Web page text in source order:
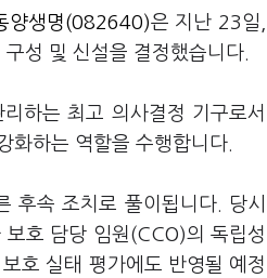
양생명(082640)은 지난 23일,
성 및 신설을 결정했습니다.
하는 최고 의사결정 기구로서
화하는 역할을 수행합니다.
후속 조치로 풀이됩니다. 당시
호 담당 임원(CCO)의 독립성
호 실태 평가에도 반영될 예정